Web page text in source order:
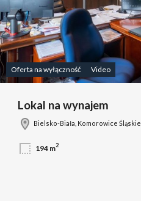
Oferta na wyłączność Video
Lokal na wynajem
Bielsko-Biała, Komorowice Śląskie
194 m2